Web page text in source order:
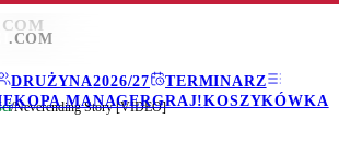
DRUŻYNA2026/27
TERMINARZ
KOPA MANAGERGRAJ!KOSZYKÓWKA
.COM
/Neverending Story [VIDEO]